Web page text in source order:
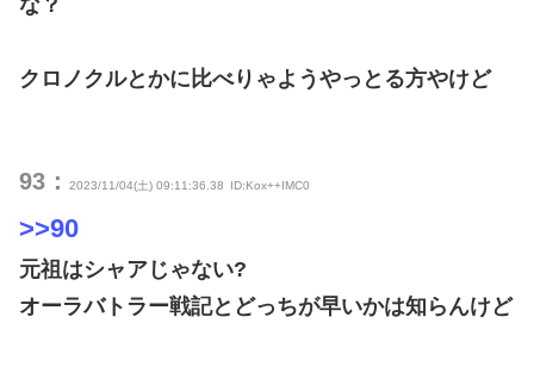
な？
クロノクルとかに比べりゃようやっとる方やけど
93： 2023/11/04(土) 09:11:36.38 ID:Kox++IMC0
>>90
元祖はシャアじゃない?
オーラバトラー戦記とどっちが早いかは知らんけど